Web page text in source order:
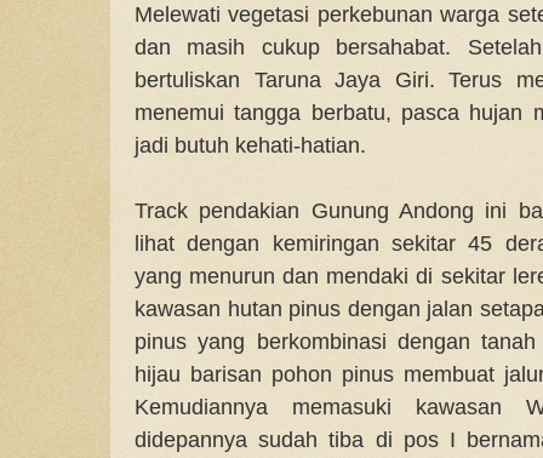
Melewati vegetasi perkebunan warga
dan masih cukup bersahabat.
bertuliskan Taruna Jaya Giri. Terus
menemui tangga berbatu, pasca hujan
jadi butuh kehati-hatian.
Track pendakian Gunung Andong ini
lihat dengan kemiringan sekitar 45
yang menurun dan mendaki di sekitar
kawasan hutan pinus dengan jalan
pinus yang berkombinasi dengan
hijau barisan pohon pinus membuat
Kemudiannya memasuki kawasan
didepannya sudah tiba di pos I